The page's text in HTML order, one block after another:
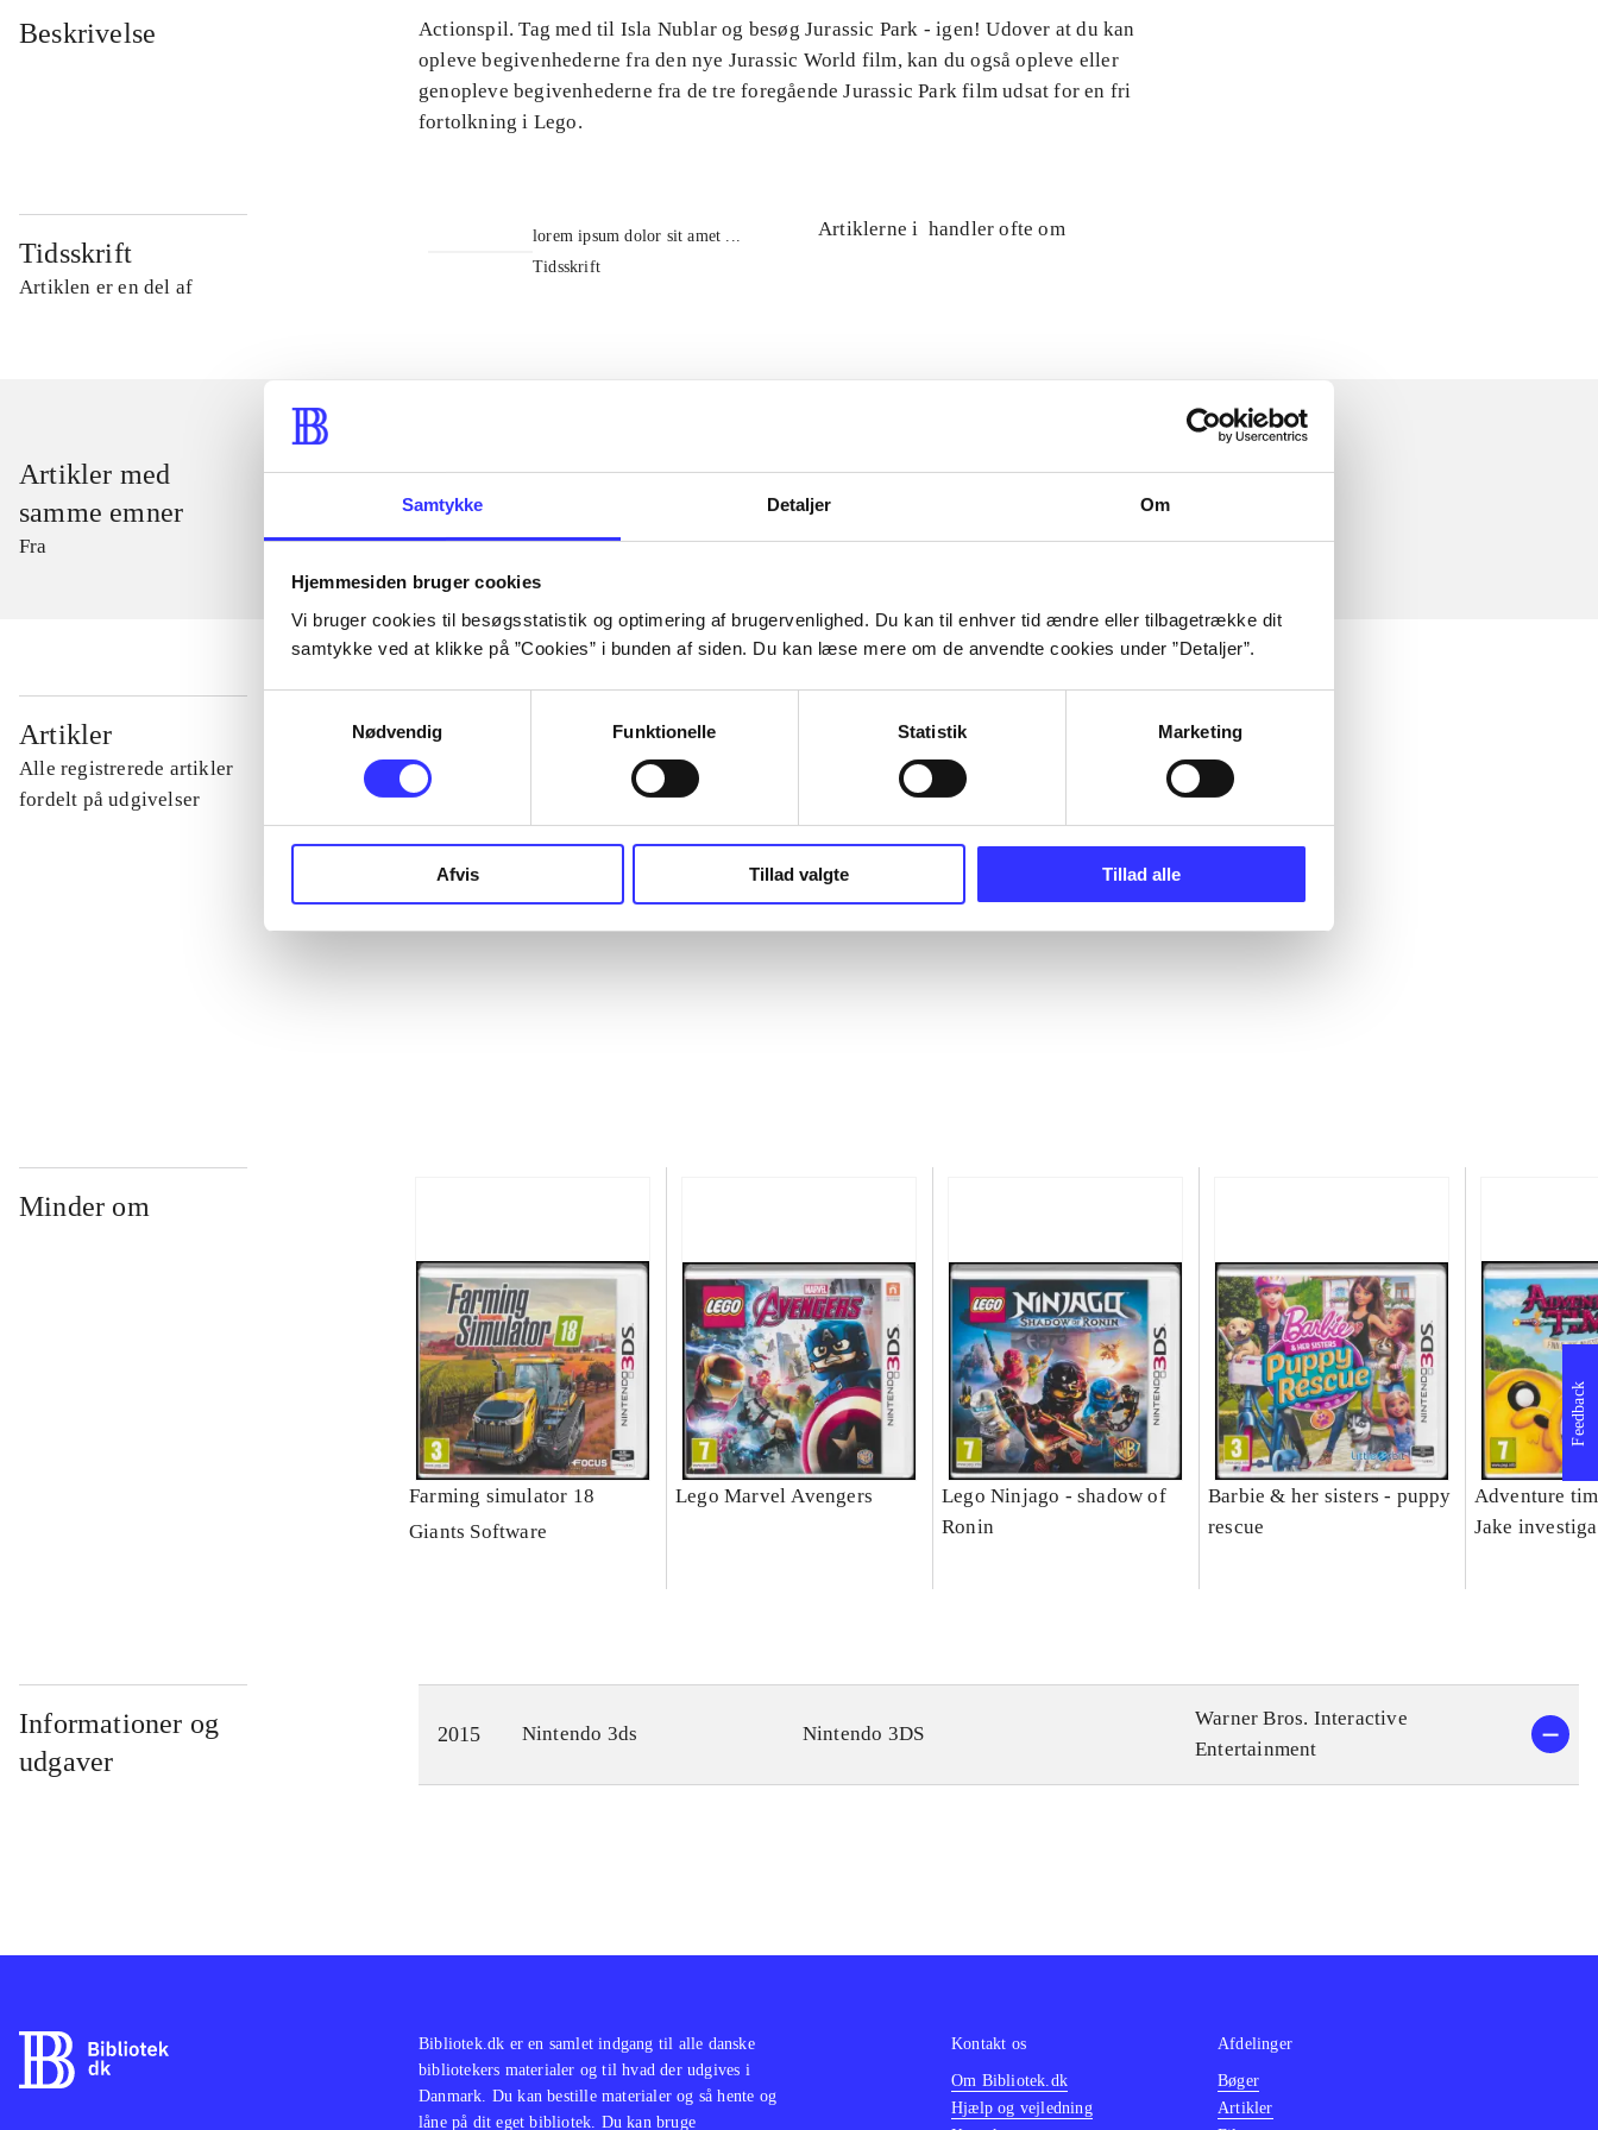
Samtykke Detaljer Om
Hjemmesiden bruger cookies
Vi bruger cookies til besøgsstatistik og optimering af brugervenlighed. Du kan til enhver tid ændre eller tilbagetrække dit
samtykke ved at klikke på ”Cookies” i bunden af siden. Du kan læse mere om de anvendte cookies under ”Detaljer”.
Nødvendig
Funktionelle Statistik Marketing
Afvis Tillad valgte Tillad alle
Beskrivelse
Actionspil. Tag med til Isla Nublar og besøg Jurassic Park - igen! Udover at du kan
opleve begivenhederne fra den nye Jurassic World film, kan du også opleve eller
genopleve begivenhederne fra de tre foregående Jurassic Park film udsat for en fri
fortolkning i Lego.
Tidsskrift
Artiklen er en del af
lorem ipsum dolor sit amet ...
Tidsskrift
Artiklerne i handler ofte om
Artikler med
samme emner
Fra
Artikler
Alle registrerede artikler
fordelt på udgivelser
...
Minder om
Farming simulator 18
Giants Software
Lego Marvel Avengers
Lego Ninjago - shadow of
Ronin
Barbie & her sisters - puppy
rescue
Adventure
Jake
Informationer og
udgaver
2015 Nintendo 3ds Nintendo 3DS
Warner Bros. Interactive
Entertainment
Feedback
Bibliotek.dk er en samlet indgang til alle danske
bibliotekers materialer og til hvad der udgives i
Danmark. Du kan bestille materialer og så hente og
låne på dit eget bibliotek. Du kan bruge
Kontakt os
Om Bibliotek.dk
Hjælp og vejledning
Afdelinger
Bøger
Artikler